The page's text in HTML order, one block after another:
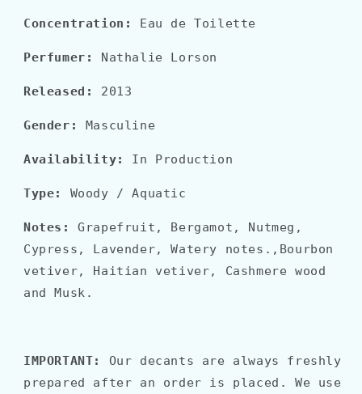
Concentration: Eau de Toilette
Perfumer: Nathalie Lorson
Released: 2013
Gender: Masculine
Availability: In Production
Type: Woody / Aquatic
Notes:Grapefruit, Bergamot, Nutmeg,
Cypress, Lavender, Watery notes., Bourbon
vetiver, Haitian vetiver, Cashmere wood
and Musk.
IMPORTANT:
Our decants are always freshly
prepared after an order is placed. We use